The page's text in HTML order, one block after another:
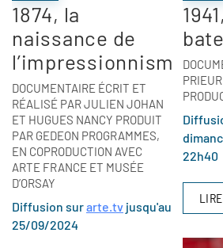
1874, la
naissance de
l’impressionnisme
DOCUMENTAIRE ÉCRIT ET
RÉALISÉ PAR JULIEN JOHAN
ET HUGUES NANCY PRODUIT
PAR GEDEON PROGRAMMES,
EN COPRODUCTION AVEC
ARTE FRANCE ET MUSÉE
D’ORSAY
Diffusion surarte.tv jusqu'au
25/09/2024
22h40